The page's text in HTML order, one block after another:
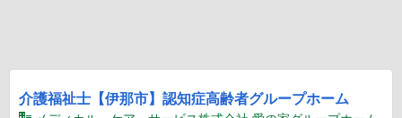
介護福祉士【伊那市】認知症高齢者グループホーム